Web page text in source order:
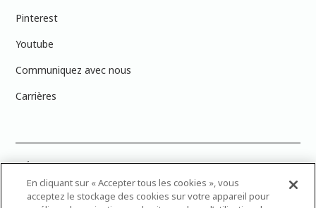
Pinterest
Youtube
Communiquez avec nous
Carrières
PRÉCISION DES COULEURS : Veuillez noter que les couleurs affichées à
l’écran peuvent ne pas correspondre exactement aux couleurs de
peinture réelles en raison des variations de calibration des écrans.
Vous pouvez apporter les numéros d’échantillons de couleur de
En cliquant sur « Accepter tous les cookies », vous
acceptez le stockage des cookies sur votre appareil pour